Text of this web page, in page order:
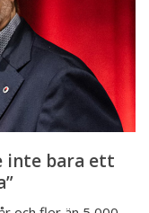
inte bara ett